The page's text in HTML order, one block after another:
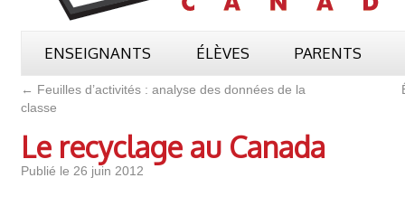
ENSEIGNANTS ÉLÈVES PARENTS
← Feuilles d’activités : analyse des données de la
classe
Le recyclage au Canada
Publié le 26 juin 2012